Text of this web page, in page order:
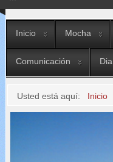
Inicio Mocha
Comunicación
Usted está aquí: Inicio